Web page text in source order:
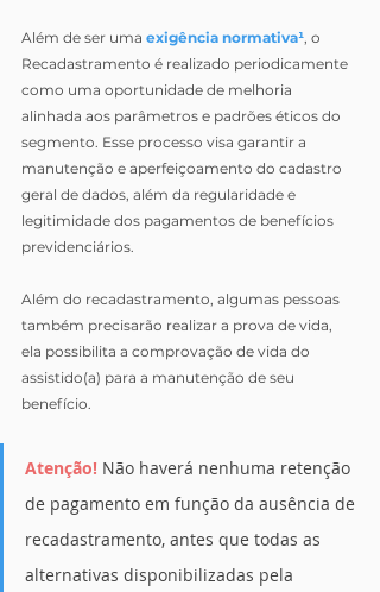
Além de ser uma exigência normativa¹, o
Recadastramento é realizado periodicamente
como uma oportunidade de melhoria
alinhada aos parâmetros e padrões éticos do
segmento. Esse processo visa garantir a
manutenção e aperfeiçoamento do cadastro
geral de dados, além da regularidade e
legitimidade dos pagamentos de benefícios
previdenciários.
Além do recadastramento, algumas pessoas
também precisarão realizar a prova de vida,
ela possibilita a comprovação de vida do
assistido(a) para a manutenção de seu
benefício.
Atenção! Não haverá nenhuma retenção
de pagamento em função da ausência de
recadastramento, antes que todas as
alternativas disponibilizadas pela